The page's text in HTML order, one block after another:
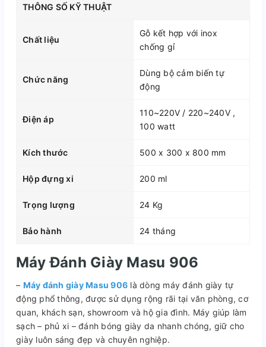
THÔNG SỐ KỸ THUẬT
Chất liệu
Gỗ kết hợp với inox
chống gỉ
Chức năng
Dùng bộ cảm biến tự
động
Điện áp
110~220V / 220~240V ,
100 watt
Kích thước 500 x 300 x 800 mm
Hộp đựng xi 200 ml
Trọng lượng 24 Kg
Bảo hành 24 tháng
Máy Đánh Giày Masu 906
– Máy đánh giày Masu 906 là dòng máy đánh giày tự
động phổ thông, được sử dụng rộng rãi tại văn phòng, cơ
quan, khách sạn, showroom và hộ gia đình. Máy giúp làm
sạch – phủ xi – đánh bóng giày da nhanh chóng, giữ cho
giày luôn sáng đẹp và chuyên nghiệp.